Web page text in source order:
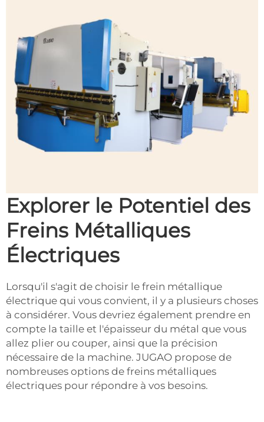
Explorer le Potentiel des
Freins Métalliques
Électriques
Lorsqu'il s'agit de choisir le frein métallique
électrique qui vous convient, il y a plusieurs choses
à considérer. Vous devriez également prendre en
compte la taille et l'épaisseur du métal que vous
allez plier ou couper, ainsi que la précision
nécessaire de la machine. JUGAO propose de
nombreuses options de freins métalliques
électriques pour répondre à vos besoins.